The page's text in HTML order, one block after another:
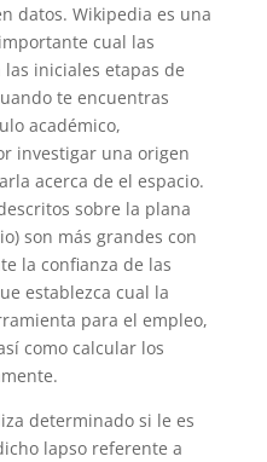
datos. Wikipedia es una
cual las
iniciales etapas de
te encuentras
académico,
investigar una origen
acerca de el espacio.
sobre la plana
son más grandes con
la confianza de las
establezca cual la
para el empleo,
como calcular los
determinado si le es
lapso referente a